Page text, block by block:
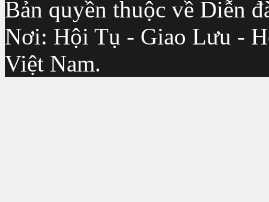
Bản quyền thuộc về Diễn
Nơi: Hội Tụ - Giao Lưu -
Việt Nam.